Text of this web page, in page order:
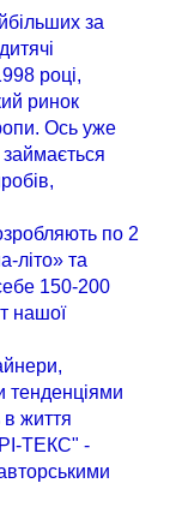
за
році,
ринок
Ось уже
по 2
літо» та
150-200
нашої
тенденціями
в життя
ТЕКС" -